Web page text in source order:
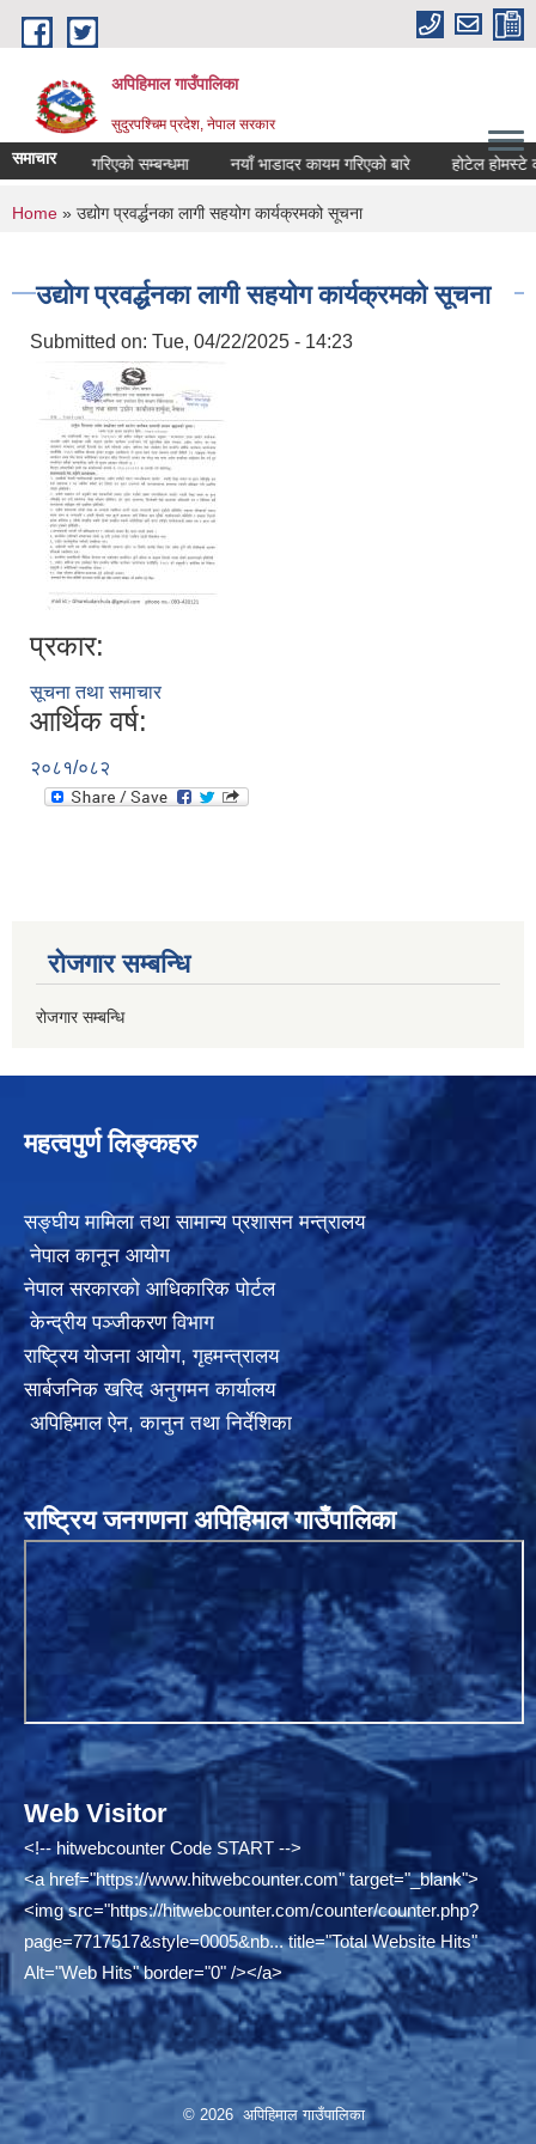
Skip to main content
अपिहिमाल गाउँपालिका
सुदुरपश्चिम प्रदेश, नेपाल सरकार
समाचार
सार्वजनिक गरिएको सम्बन्धमा नयाँ भाडादर कायम गरिएको बारे होटेल होमस्टे
You are here
Home » उद्योग प्रवर्द्धनका लागी सहयोग कार्यक्रमको सूचना
उद्योग प्रवर्द्धनका लागी सहयोग कार्यक्रमको सूचना
Submitted on: Tue, 04/22/2025 - 14:23
प्रकार:
सूचना तथा समाचार
आर्थिक वर्ष:
२०८१/०८२
रोजगार सम्बन्धि
रोजगार सम्बन्धि
महत्वपुर्ण लिङ्कहरु
सङ्घीय मामिला तथा सामान्य प्रशासन मन्त्रालय
नेपाल कानून आयोग
नेपाल सरकारको आधिकारिक पोर्टल
केन्द्रीय पञ्जीकरण विभाग
राष्ट्रिय योजना आयोग,गृहमन्त्रालय
सार्बजनिक खरिद अनुगमन कार्यालय
अपिहिमाल ऐन, कानुन तथा निर्देशिका
राष्ट्रिय जनगणना अपिहिमाल गाउँपालिका
Web Visitor
<!-- hitwebcounter Code START -->
<a href="https://www.hitwebcounter.com"target="_blank">
<img src="https://hitwebcounter.com/counter/counter.php?
page=7717517&style=0005&nb...title="Total Website Hits"
Alt="Web Hits" border="0" /></a>
© 2026 अपिहिमाल गाउँपालिका